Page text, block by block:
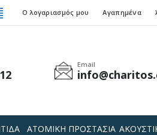
Ο λογαριασμός μου Αγαπημένα
Email
ΑΤΟΜΙΚΗ ΠΡΟΣΤΑΣΙΑ